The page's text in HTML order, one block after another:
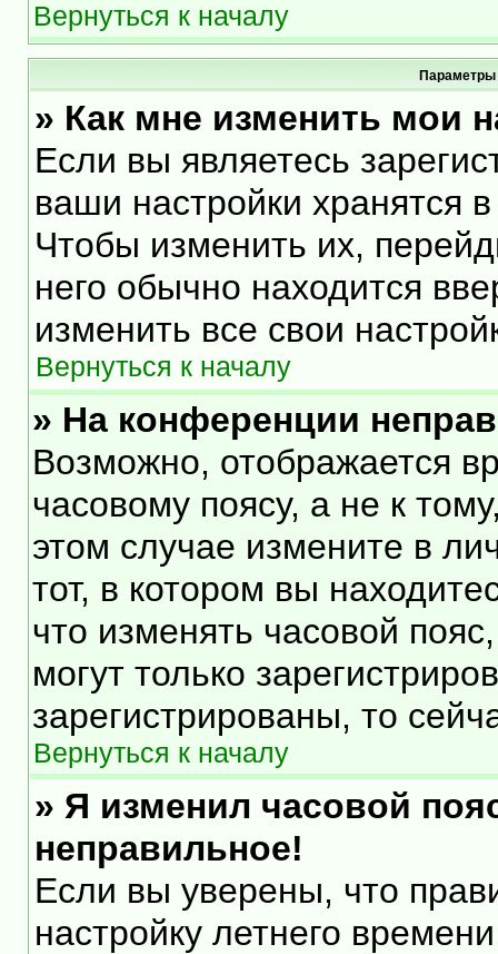
Вернуться к началу
Параметры
» Как мне изменить мои
Если вы являетесь
ваши настройки хранятся
Чтобы изменить их,
него обычно находится
изменить все свои
Вернуться к началу
» На конференции
Возможно, отображается
часовому поясу, а не к
этом случае измените в
тот, в котором вы
что изменять часовой
могут только
зарегистрированы, то
Вернуться к началу
» Я изменил часовой
неправильное!
Если вы уверены, что
настройку летнего